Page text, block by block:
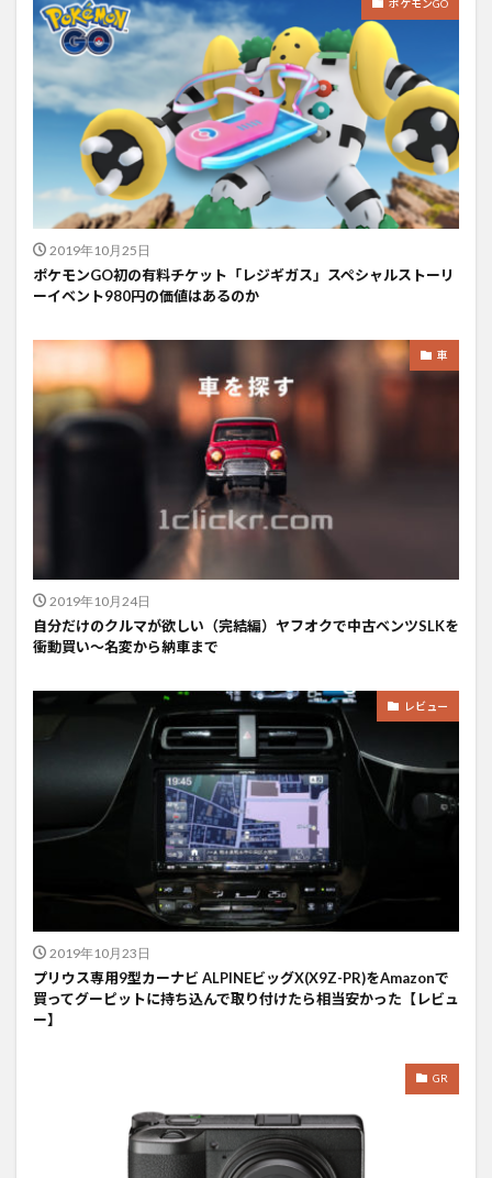
ポケモンGO
2019年10月25日
ポケモンGO初の有料チケット「レジギガス」スペシャルストーリ
ーイベント980円の価値はあるのか
車
2019年10月24日
自分だけのクルマが欲しい（完結編）ヤフオクで中古ベンツSLKを
衝動買い〜名変から納車まで
レビュー
2019年10月23日
プリウス専用9型カーナビ ALPINEビッグX(X9Z-PR)をAmazonで
買ってグーピットに持ち込んで取り付けたら相当安かった【レビュ
ー】
GR